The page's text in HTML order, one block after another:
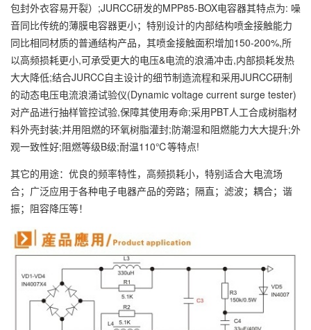
包封外衣容易开裂）;JURCC研发的MPP85-BOX电容器其特点为: 噪
音同比传统的薄膜电容器更小；特别设计的内部结构喷金接触能力
同比相同材质的普通结构产品，其喷金接触面积增加150-200%,所
以高频损耗更小,可承受更大的电压&电流的浪涌冲击,内部损耗发热
大大降低;结合JURCC自主设计的细节制造流程和采用JURCC研制
的动态电压电流浪涌试验仪(Dynamic voltage current surge tester)
对产品进行抽样管控试验,保障其使用寿命;采用PBT人工合成树脂材
料外壳封装;并用阻燃的环氧树脂灌封;防潮湿和阻燃能力大大提升;外
观一致性好;阻燃等级B级;耐温110℃等特点!
其它的用途：优良的频率特性，高频损耗小，特别适合大电流场
合；广泛应用于各种电子电器产品的旁路；隔直；滤波；耦合；谐
振；阻容降压等！